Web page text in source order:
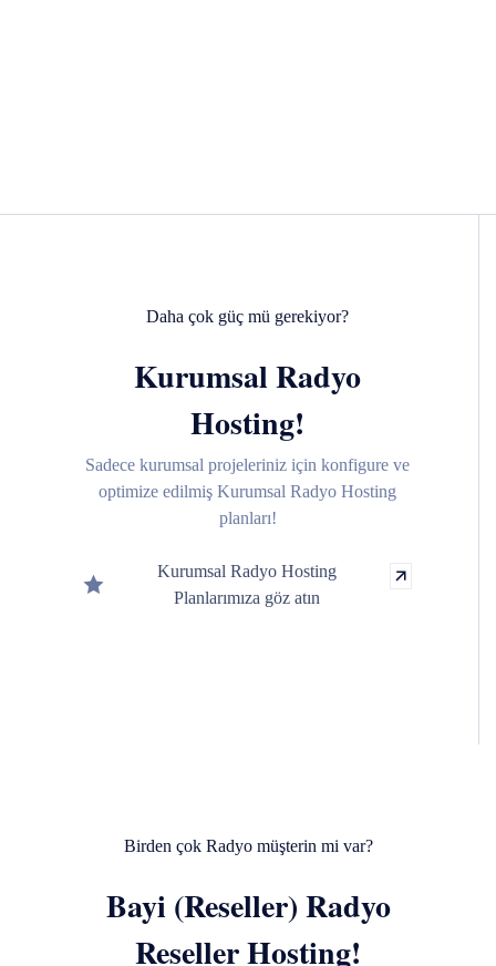
Daha çok güç mü gerekiyor?
Kurumsal Radyo
Hosting!
Sadece kurumsal projeleriniz için konfigure ve
optimize edilmiş Kurumsal Radyo Hosting
planları!
Kurumsal Radyo Hosting
Planlarımıza göz atın
Birden çok Radyo müşterin mi var?
Bayi (Reseller) Radyo
Reseller Hosting!